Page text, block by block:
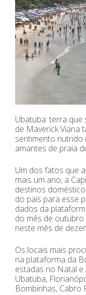
Ubatuba: terra que
de Maverick Viana
sentimento
amantes de praia
Um dos fatos que
mais um ano, a
destinos
do país para esse
dados da
do mês de outubro
neste mês de
Os locais mais
na plataforma da
estadas no Natal e
Ubatuba,
Bombinhas, Cabro